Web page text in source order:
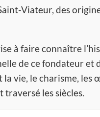
Viateur, des
à faire connaître
de ce fondateur et
la vie, le charisme, les
traversé les siècles.